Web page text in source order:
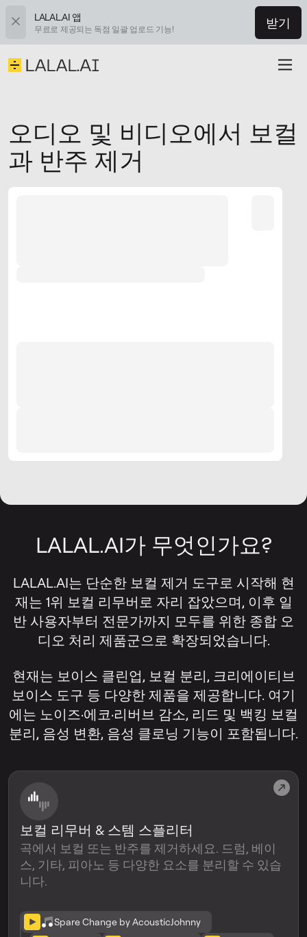
LALAL.AI 앱
무료로 제공되는 독점 일괄 업로드 기능! 받기
오디오 및 비디오에서 보컬
과 반주 제거
LALAL.AI가 무엇인가요?
LALAL.AI는 단순한 보컬 제거 도구로 시작해 현
재는 1위 보컬 리무버로 자리 잡았으며, 이후 일
반 사용자부터 전문가까지 모두를 위한 종합 오
디오 처리 제품군으로 확장되었습니다.
현재는 보이스 클린업, 보컬 분리, 크리에이티브
보이스 도구 등 다양한 제품을 제공합니다. 여기
에는 노이즈·에코·리버브 감소, 리드 및 백킹 보컬
분리, 음성 변환, 음성 클로닝 기능이 포함됩니다.
보컬 리무버 & 스템 스플리터
곡에서 보컬 또는 반주를 제거하세요. 드럼, 베이
스, 기타, 피아노 등 다양한 요소를 분리할 수 있습
니다.
Spare Change by AcousticJohnny